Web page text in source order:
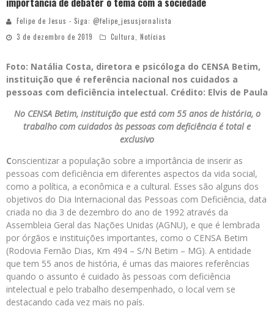
Felipe de Jesus - Siga: @felipe_jesusjornalista
3 de dezembro de 2019
Cultura, Notícias
Foto: Natália Costa, diretora e psicóloga do CENSA Betim,
instituição que é referência nacional nos cuidados a
pessoas com deficiência intelectual. Crédito: Elvis de Paula
No CENSA Betim, instituição que está com 55 anos de história, o
trabalho com cuidados às pessoas com deficiência é total e
exclusivo
Conscientizar a população sobre a importância de inserir as
pessoas com deficiência em diferentes aspectos da vida social,
como a política, a econômica e a cultural. Esses são alguns dos
objetivos do Dia Internacional das Pessoas com Deficiência, data
criada no dia 3 de dezembro do ano de 1992 através da
Assembleia Geral das Nações Unidas (AGNU), e que é lembrada
por órgãos e instituições importantes, como o CENSA Betim
(Rodovia Fernão Dias, Km 494 – S/N Betim – MG). A entidade
que tem 55 anos de história, é umas das maiores referências
quando o assunto é cuidado às pessoas com deficiência
intelectual e pelo trabalho desempenhado, o local vem se
destacando cada vez mais no país.